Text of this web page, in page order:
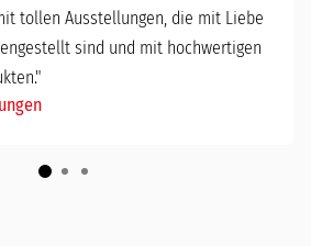
tollen Ausstellungen, die mit Liebe
sind und mit hochwertigen